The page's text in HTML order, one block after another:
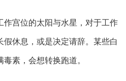
作宫位的太阳与水星，对于工作
假休息，或是决定请辞。某些白
素，会想转换跑道。